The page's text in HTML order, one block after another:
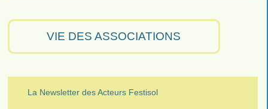
VIE DES ASSOCIATIONS
La Newsletter des Acteurs Festisol